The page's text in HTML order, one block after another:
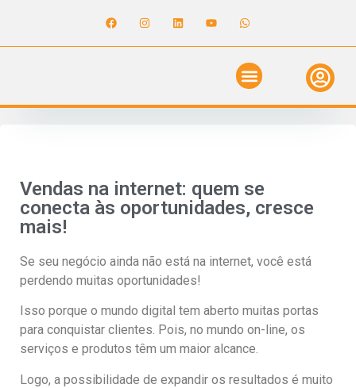
Vendas na internet: quem se
conecta às oportunidades, cresce
mais!
Se seu negócio ainda não está na internet, você está
perdendo muitas oportunidades!
Isso porque o mundo digital tem aberto muitas portas
para conquistar clientes. Pois, no mundo on-line, os
serviços e produtos têm um maior alcance.
Logo, a possibilidade de expandir os resultados é muito